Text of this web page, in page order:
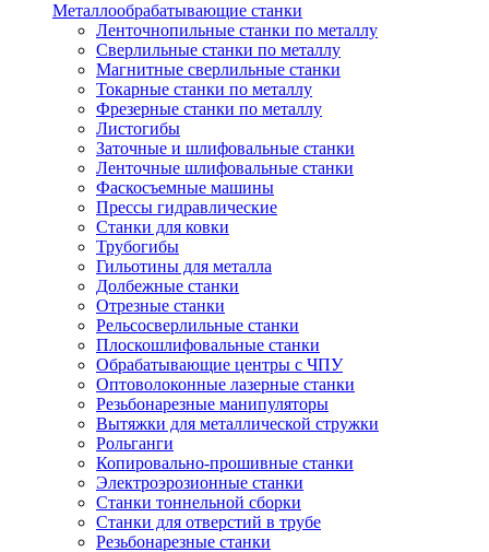
Металлообрабатывающие станки
Ленточнопильные станки по металлу
Сверлильные станки по металлу
Магнитные сверлильные станки
Токарные станки по металлу
Фрезерные станки по металлу
Листогибы
Заточные и шлифовальные станки
Ленточные шлифовальные станки
Фаскосъемные машины
Прессы гидравлические
Станки для ковки
Трубогибы
Гильотины для металла
Долбежные станки
Отрезные станки
Рельсосверлильные станки
Плоскошлифовальные станки
Обрабатывающие центры с ЧПУ
Оптоволоконные лазерные станки
Резьбонарезные манипуляторы
Вытяжки для металлической стружки
Рольганги
Копировально-прошивные станки
Электроэрозионные станки
Станки тоннельной сборки
Станки для отверстий в трубе
Резьбонарезные станки